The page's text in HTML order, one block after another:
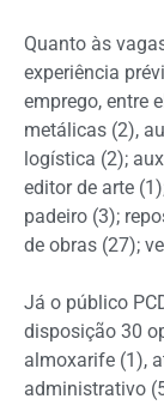
Quanto às
experiência
emprego, entre
metálicas (2),
logística (2);
editor de arte
padeiro (3);
de obras (27);
Já o público
disposição 30
almoxarife (1),
administrativo